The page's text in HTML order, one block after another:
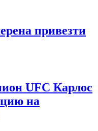
привезти
UFC Карлос
на